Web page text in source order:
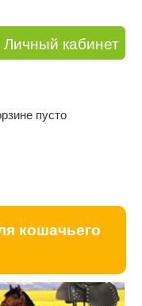
Личный кабинет
пусто
кошачьего